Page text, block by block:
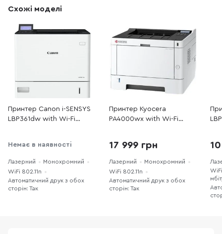
Схожі моделі
Принтер Canon i-SENSYS
LBP361dw with Wi-Fi
Немає в наявності
Лазерний
Монохромний
WiFi 802.11n
Автоматичний друк з обох
сторін: Так
Принтер Kyocera
PA4000wx with Wi-Fi
17 999 грн
Лазерний
Монохромний
WiFi 802.11n
Автоматичний друк з обох
сторін: Так